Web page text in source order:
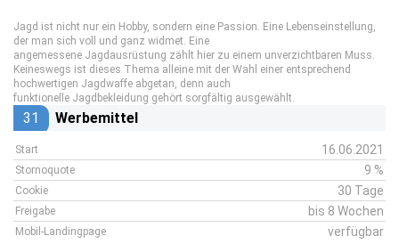
Jagd ist nicht nur ein Hobby, sondern eine Passion. Eine Lebenseinstellung,
der man sich voll und ganz widmet. Eine
angemessene Jagdausrüstung zählt hier zu einem unverzichtbaren Muss.
Keineswegs ist dieses Thema alleine mit der Wahl einer entsprechend
hochwertigen Jagdwaffe abgetan, denn auch
funktionelle Jagdbekleidung gehört sorgfältig ausgewählt.
31 Werbemittel
Start 16.06.2021
Stornoquote 9 %
Cookie 30 Tage
Freigabe bis 8 Wochen
Mobil-Landingpage verfügbar